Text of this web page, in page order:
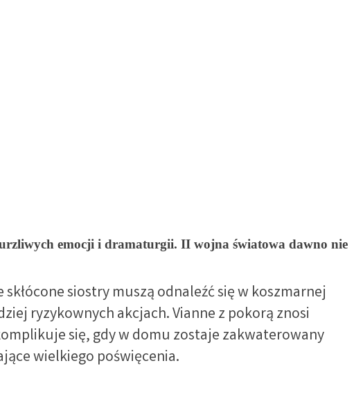
emocji i dramaturgii. II wojna światowa dawno nie
siostry muszą odnaleźć się w koszmarnej
ryzykownych akcjach. Vianne z pokorą znosi
się, gdy w domu zostaje zakwaterowany
wielkiego poświęcenia.